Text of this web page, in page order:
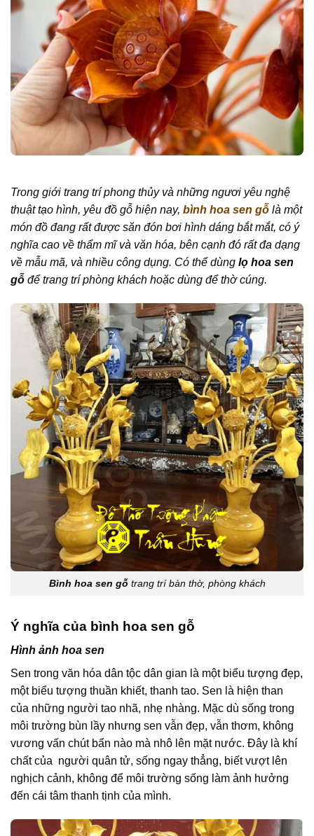
Trong giới trang trí phong thủy và những ngươi yêu nghệ
thuật tạo hình, yêu đồ gỗ hiện nay, bình hoa sen gỗ là một
món đồ đang rất được săn đón bơi hình dáng bắt mắt, có ý
nghĩa cao về thẩm mĩ và văn hóa, bên cạnh đó rất đa dạng
về mẫu mã, và nhiều công dụng. Có thể dùng lọ hoa sen
gỗ để trang trí phòng khách hoặc dùng để thờ cúng.
Bình hoa sen gỗ trang trí bàn thờ, phòng khách
Ý nghĩa của bình hoa sen gỗ
Hình ảnh hoa sen
Sen trong văn hóa dân tộc dân gian là một biểu tượng đẹp,
một biểu tượng thuần khiết, thanh tao. Sen là hiện than
của những người tao nhã, nhẹ nhàng. Mặc dù sống trong
môi trường bùn lầy nhưng sen vẫn đẹp, vẫn thơm, không
vương vấn chút bẩn nào mà nhô lên mặt nước. Đây là khí
chất của người quân tử, sống ngay thẳng, biết vượt lên
nghịch cảnh, không để môi trường sống làm ảnh hưởng
đến cái tâm thanh tịnh của mình.